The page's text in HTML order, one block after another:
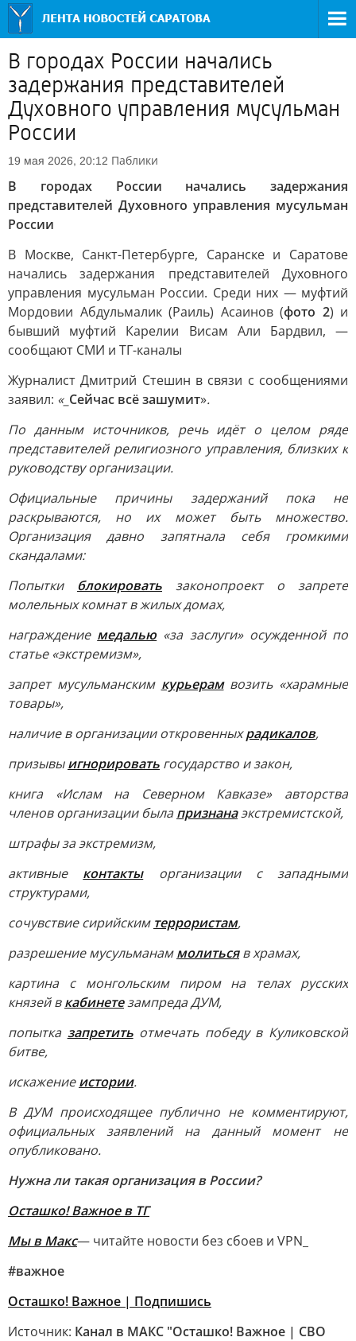
В городах России начались
задержания представителей
Духовного управления мусульман
России
19 мая 2026, 20:12 Паблики
В городах России начались задержания
представителей Духовного управления мусульман
России
В Москве, Санкт-Петербурге, Саранске и Саратове
начались задержания представителей Духовного
управления мусульман России. Среди них — муфтий
Мордовии Абдульмалик (Раиль) Асаинов (фото 2) и
бывший муфтий Карелии Висам Али Бардвил, —
сообщают СМИ и ТГ-каналы
Журналист Дмитрий Стешин в связи с сообщениями
заявил: «_ Сейчас всё зашумит».
По данным источников, речь идёт о целом ряде
представителей религиозного управления, близких к
руководству организации.
Официальные причины задержаний пока не
раскрываются, но их может быть множество.
Организация давно запятнала себя громкими
скандалами:
Попытки блокировать законопроект о запрете
молельных комнат в жилых домах,
награждение медалью «за заслуги» осужденной по
статье «экстремизм»,
запрет мусульманским курьерамвозить «харамные
товары»,
наличие в организации откровенныхрадикалов,
призывыигнорировать государство и закон,
книга «Ислам на Северном Кавказе» авторства
членов организации былапризнанаэкстремистской,
штрафы за экстремизм,
активные контактыорганизации с западными
структурами,
сочувствие сирийским террористам,
разрешение мусульманаммолитьсяв храмах,
картина с монгольским пиром на телах русских
князей вкабинетезампреда ДУМ,
попытка запретитьотмечать победу в Куликовской
битве,
искажениеистории.
В ДУМ происходящее публично не комментируют,
официальных заявлений на данный момент не
опубликовано.
Нужна ли такая организация в России?
Осташко! Важное в ТГ
Мы в Макс— читайте новости без сбоев и VPN_
#важное
Осташко! Важное | Подпишись
Источник: Канал в МАКС "Осташко! Важное | СВО